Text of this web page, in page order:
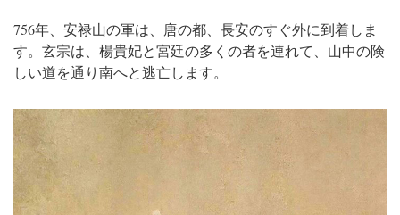
756年、安禄山の軍は、唐の都、長安のすぐ外に到着しま
す。玄宗は、楊貴妃と宮廷の多くの者を連れて、山中の険
しい道を通り南へと逃亡します。